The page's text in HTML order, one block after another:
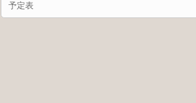
予定表